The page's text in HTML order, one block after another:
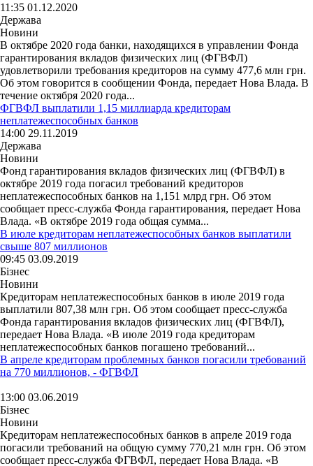
11:35 01.12.2020
Держава
Новини
В октябре 2020 года банки, находящихся в управлении Фонда
гарантирования вкладов физических лиц (ФГВФЛ)
удовлетворили требования кредиторов на сумму 477,6 млн грн.
Об этом говорится в сообщении Фонда, передает Нова Влада. В
течение октября 2020 года...
ФГВФЛ выплатили 1,15 миллиарда кредиторам
неплатежеспособных банков
14:00 29.11.2019
Держава
Новини
Фонд гарантирования вкладов физических лиц (ФГВФЛ) в
октябре 2019 года погасил требований кредиторов
неплатежеспособных банков на 1,151 млрд грн. Об этом
сообщает пресс-служба Фонда гарантирования, передает Нова
Влада. «В октябре 2019 года общая сумма...
В июле кредиторам неплатежеспособных банков выплатили
свыше 807 миллионов
09:45 03.09.2019
Бізнес
Новини
Кредиторам неплатежеспособных банков в июле 2019 года
выплатили 807,38 млн грн. Об этом сообщает пресс-служба
Фонда гарантирования вкладов физических лиц (ФГВФЛ),
передает Нова Влада. «В июле 2019 года кредиторам
неплатежеспособных банков погашено требований...
В апреле кредиторам проблемных банков погасили требований
на 770 миллионов, - ФГВФЛ
13:00 03.06.2019
Бізнес
Новини
Кредиторам неплатежеспособных банков в апреле 2019 года
погасили требований на общую сумму 770,21 млн грн. Об этом
сообщает пресс-служба ФГВФЛ, передает Нова Влада. «В